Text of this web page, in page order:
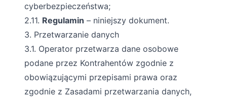
cyberbezpieczeństwa;
2.11. Regulamin – niniejszy dokument.
3. Przetwarzanie danych
3.1. Operator przetwarza dane osobowe
podane przez Kontrahentów zgodnie z
obowiązującymi przepisami prawa oraz
zgodnie z Zasadami przetwarzania danych,